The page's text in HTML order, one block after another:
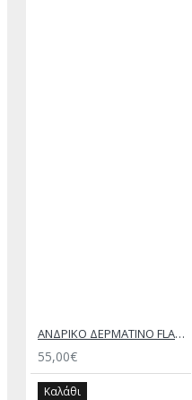
ΑΝΔΡΙΚΟ ΔΕΡΜΑΤΙΝΟ FLAT ΣΑΝΔΑΛΙ ΜΑΥΡΟ ΔΟΥΚΑΣ
55,00€
Καλάθι